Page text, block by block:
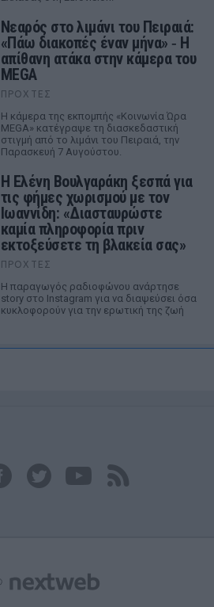
Νεαρός στο λιμάνι του Πειραιά:
«Πάω διακοπές έναν μήνα» ‑ Η
απίθανη ατάκα στην κάμερα του
MEGA
ΠΡΟΧΤΈΣ
Η κάμερα της εκπομπής «Κοινωνία Ώρα
MEGA» κατέγραψε τη διασκεδαστική
στιγμή από το λιμάνι του Πειραιά, την
Παρασκευή 7 Αυγούστου.
Η Ελένη Βουλγαράκη ξεσπά για
τις φήμες χωρισμού με τον
Ιωαννίδη: «Διασταυρώστε
καμία πληροφορία πριν
εκτοξεύσετε τη βλακεία σας»
ΠΡΟΧΤΈΣ
Η παραγωγός ραδιοφώνου ανάρτησε
story στο Instagram για να διαψεύσει όσα
κυκλοφορούν για την ερωτική της ζωή